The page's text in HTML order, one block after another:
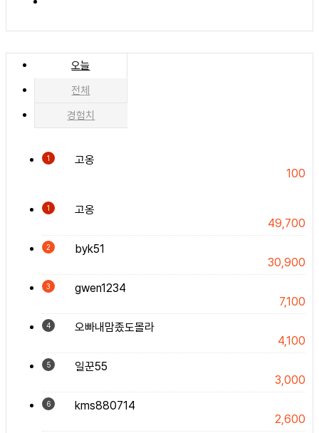
오늘
전체
경험치
1
고옹
100
1
고옹
49,700
2
byk51
30,900
3
gwen1234
7,100
4
오빠내맘좄도몰라
4,100
5
일꾼55
3,000
6
kms880714
2,600